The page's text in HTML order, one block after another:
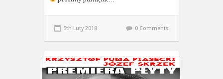
5th Luty 2018 0 Comments